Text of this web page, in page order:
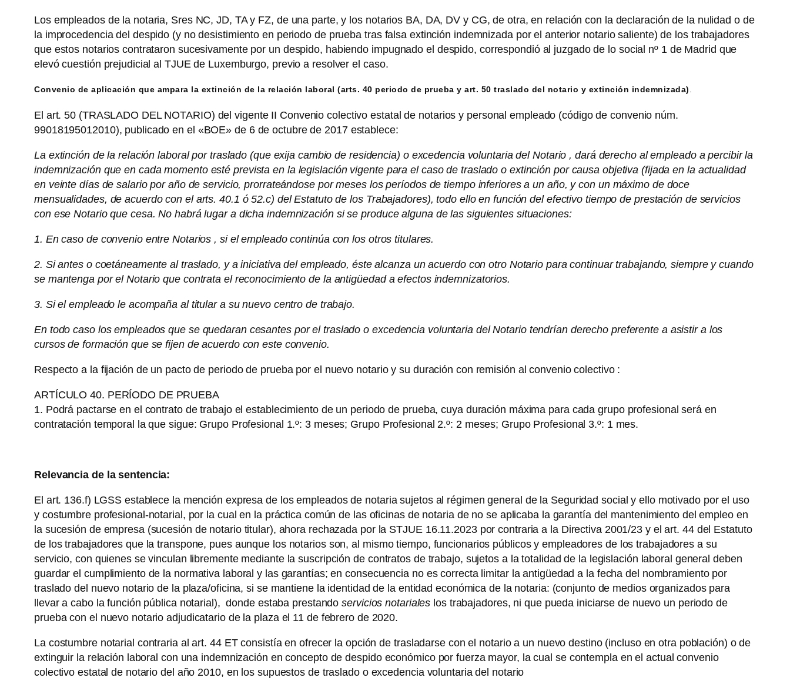
Los empleados de la notaria, Sres NC, JD, TA y FZ, de una parte, y los notarios BA, DA, DV y CG, de otra, en relación con la declaración de la nulidad o de
la improcedencia del despido (y no desistimiento en periodo de prueba tras falsa extinción indemnizada por el anterior notario saliente) de los trabajadores
que estos notarios contrataron sucesivamente por un despido, habiendo impugnado el despido, correspondió al juzgado de lo social nº 1 de Madrid que
elevó cuestión prejudicial al TJUE de Luxemburgo, previo a resolver el caso.
Convenio de aplicación que ampara la extinción de la relación laboral (arts. 40 periodo de prueba y art. 50 traslado del notario y extinción indemnizada)
El art. 50 (TRASLADO DEL NOTARIO) del vigente II Convenio colectivo estatal de notarios y personal empleado (código de convenio núm.
99018195012010), publicado en el «BOE» de 6 de octubre de 2017 establece:
La extinción de la relación laboral por traslado (que exija cambio de residencia) o excedencia voluntaria del Notario , dará derecho al empleado a percibir la
indemnización que en cada momento esté prevista en la legislación vigente para el caso de traslado o extinción por causa objetiva (fijada en la actualidad
en veinte días de salario por año de servicio, prorrateándose por meses los períodos de tiempo inferiores a un año, y con un máximo de doce
mensualidades, de acuerdo con el arts. 40.1 ó 52.c) del Estatuto de los Trabajadores), todo ello en función del efectivo tiempo de prestación de servicios
con ese Notario que cesa. No habrá lugar a dicha indemnización si se produce alguna de las siguientes situaciones:
1. En caso de convenio entre Notarios , si el empleado continúa con los otros titulares.
2. Si antes o coetáneamente al traslado, y a iniciativa del empleado, éste alcanza un acuerdo con otro Notario para continuar trabajando, siempre y cuando
se mantenga por el Notario que contrata el reconocimiento de la antigüedad a efectos indemnizatorios.
3. Si el empleado le acompaña al titular a su nuevo centro de trabajo.
En todo caso los empleados que se quedaran cesantes por el traslado o excedencia voluntaria del Notario tendrían derecho preferente a asistir a los
cursos de formación que se fijen de acuerdo con este convenio.
Respecto a la fijación de un pacto de periodo de prueba por el nuevo notario y su duración con remisión al convenio colectivo :
ARTÍCULO 40. PERÍODO DE PRUEBA
1. Podrá pactarse en el contrato de trabajo el establecimiento de un periodo de prueba, cuya duración máxima para cada grupo profesional será en
contratación temporal la que sigue: Grupo Profesional 1.º: 3 meses; Grupo Profesional 2.º: 2 meses; Grupo Profesional 3.º: 1 mes.
Relevancia de la sentencia:
El art. 136.f) LGSS establece la mención expresa de los empleados de notaria sujetos al régimen general de la Seguridad social y ello motivado por el uso
y costumbre profesional-notarial, por la cual en la práctica común de las oficinas de notaria de no se aplicaba la garantía del mantenimiento del empleo en
la sucesión de empresa (sucesión de notario titular), ahora rechazada por la STJUE 16.11.2023 por contraria a la Directiva 2001/23 y el art. 44 del Estatuto
de los trabajadores que la transpone, pues aunque los notarios son, al mismo tiempo, funcionarios públicos y empleadores de los trabajadores a su
servicio, con quienes se vinculan libremente mediante la suscripción de contratos de trabajo, sujetos a la totalidad de la legislación laboral general deben
guardar el cumplimiento de la normativa laboral y las garantías; en consecuencia no es correcta limitar la antigüedad a la fecha del nombramiento por
traslado del nuevo notario de la plaza/oficina, si se mantiene la identidad de la entidad económica de la notaria: (conjunto de medios organizados para
llevar a cabo la función pública notarial), donde estaba prestandoservicios notariales los trabajadores, ni que pueda iniciarse de nuevo un periodo de
prueba con el nuevo notario adjudicatario de la plaza el 11 de febrero de 2020.
La costumbre notarial contraria al art. 44 ET consistía en ofrecer la opción de trasladarse con el notario a un nuevo destino (incluso en otra población) o de
extinguir la relación laboral con una indemnización en concepto de despido económico por fuerza mayor, la cual se contempla en el actual convenio
colectivo estatal de notario del año 2010, en los supuestos de traslado o excedencia voluntaria del notario